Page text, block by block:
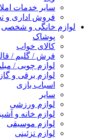
سایر خدمات
فروش اداری و
لوازم خانگی و شخصی
پوشاک
کالای خواب
فرش / گلیم /
لوازم چوبی /
لوازم برقی و
اسباب بازی
سایر
لوازم ورزشی
لوازم خانه و
لوازم موسیقی
لوازم تزئینی